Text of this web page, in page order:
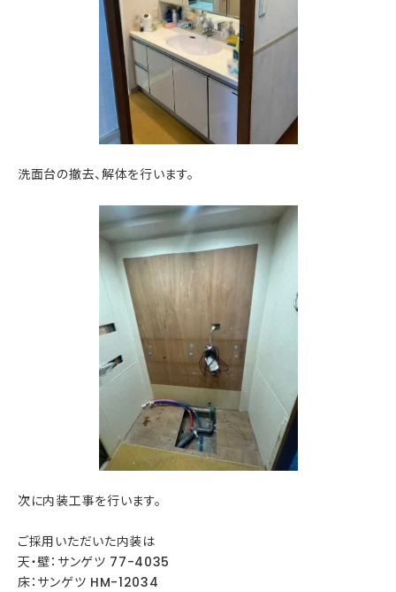
洗面台の撤去、解体を行います。
次に内装工事を行います。
ご採用いただいた内装は
天・壁：サンゲツ 77-4035
床：サンゲツ HM-12034